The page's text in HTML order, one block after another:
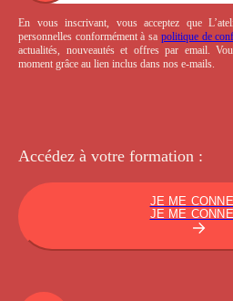
En vous inscrivant, vous acceptez que
personnelles conformément à sa politique de
actualités, nouveautés et offres par email.
moment grâce au lien inclus dans nos e-mails.
Accédez à votre formation :
JE ME
JE ME